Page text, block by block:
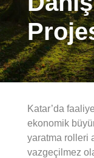
Katar’da
ekonomik
yaratma rolleri
vazgeçilmez